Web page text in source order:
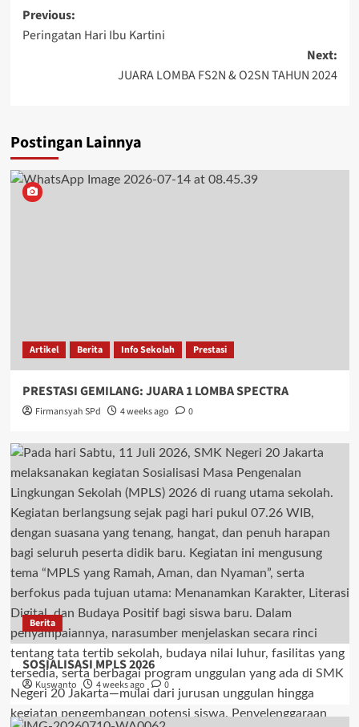
Post
navigation
Previous:
Peringatan Hari Ibu Kartini
Next:
JUARA LOMBA FS2N & O2SN TAHUN 2024
Postingan Lainnya
Artikel Berita Info Sekolah Prestasi
PRESTASI GEMILANG: JUARA 1 LOMBA SPECTRA
Firmansyah SPd 4 weeks ago 0
Berita
SOSIALISASI MPLS 2026
Kuswanto 4 weeks ago 0